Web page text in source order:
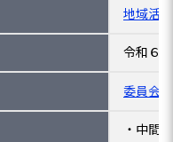
地域活
令和６
委員会
・中間